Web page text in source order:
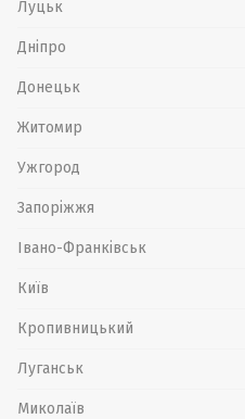
Луцьк
Дніпро
Донецьк
Житомир
Ужгород
Запоріжжя
Івано-Франківськ
Київ
Кропивницький
Луганськ
Миколаїв